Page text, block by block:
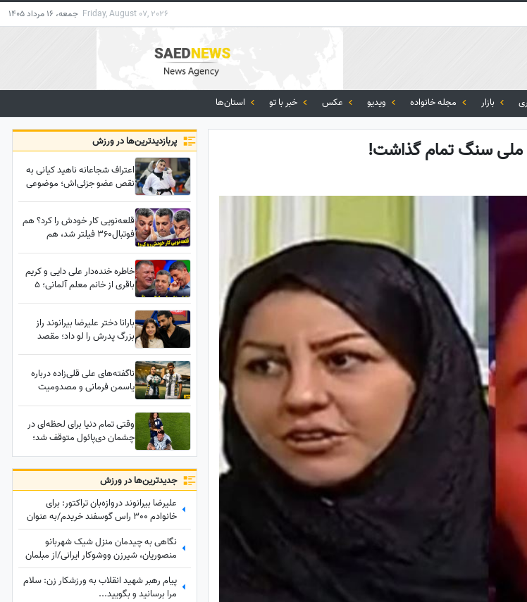
Friday, August 07, 2026 جمعه، 16 مرداد 1405
بازار مجله خانواده ویدیو عکس خبر با تو استان‌ها
ملی سنگ تمام گذاشت!
پربازدید‌ترین‌ها در ورزش
اعتراف شجاعانه ناهید کیانی به
نقص عضو جزئی‌اش؛ موضوعی
قلعه‌نویی کار خودش را کرد؟ هم
فوتبال360 فیلتر شد، هم
خاطره خنده‌دار علی دایی و کریم
باقری از خانم معلم آلمانی؛ 5
فیلم
بارانا دختر علیرضا بیرانوند راز
بزرگ پدرش را لو داد؛ مقصد
ناگفته‌های علی قلی‌زاده درباره
یاسمن فرمانی و مصدومیت
وقتی تمام دنیا برای لحظه‌ای در
چشمان دی‌پائول متوقف شد؛
فقط پدربود +فیلم
جدید‌ترین‌ها در ورزش
علیرضا بیرانوند دروازه‌بان تراکتور: برای
خانوادم 300 راس گوسفند خریدم/به عنوان
یک چوپان همیشه سنگ در دستانم بود تا از
گوسفندان مراقبت کنم
نگاهی به چیدمان منزل شیک شهربانو
منصوریان، شیرزن ووشوکار ایرانی/از مبلمان
مدرن و پرده اعیانی تا فرش آبی فیروزه‌ای
پیام رهبر شهید انقلاب به ورزشکار زن: سلام
مرا برسانید و بگویید...